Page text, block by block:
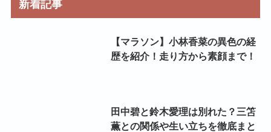
新着記事
【マラソン】小林香菜の異色の経
歴を紹介！走り方から素顔まで！
田中碧と鈴木愛理は別れた？三笘
薫との関係や生い立ちを徹底まと